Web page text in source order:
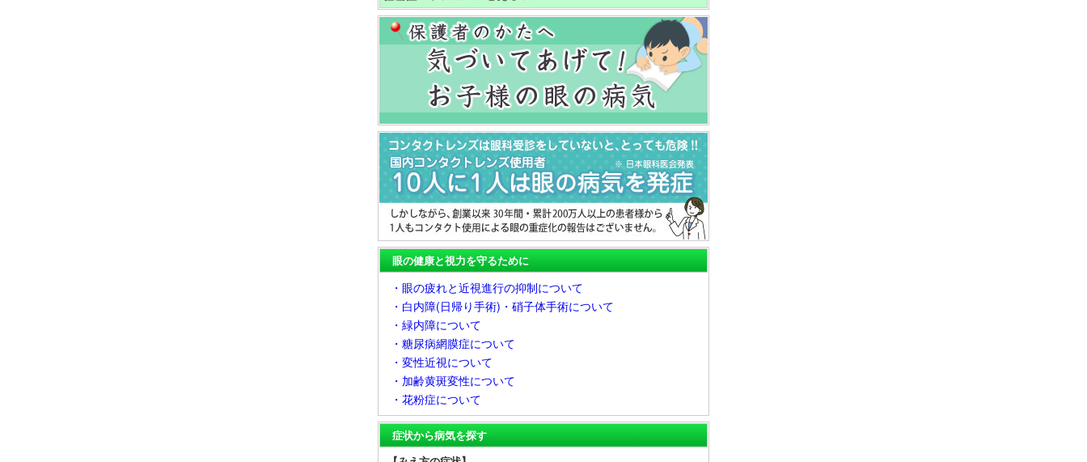
眼の健康と視力を守るために
・眼の疲れと近視進行の抑制について
・白内障(日帰り手術)・硝子体手術について
・緑内障について
・糖尿病網膜症について
・変性近視について
・加齢黄斑変性について
・花粉症について
症状から病気を探す